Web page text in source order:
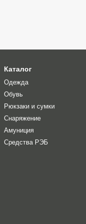
Каталог
Одежда
Обувь
Рюкзаки и сумки
Снаряжение
Амуниция
Средства РЭБ